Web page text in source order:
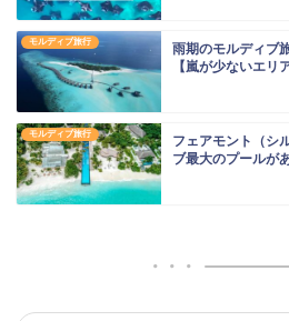
モルディブ旅行
雨期のモルディブ
【嵐が少ないエリ
モルディブ旅行
フェアモント（シ
ブ最大のプールが